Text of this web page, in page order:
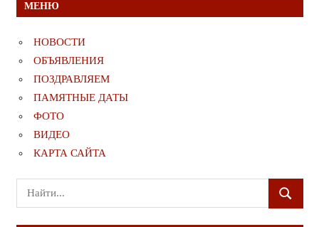
МЕНЮ
НОВОСТИ
ОБЪЯВЛЕНИЯ
ПОЗДРАВЛЯЕМ
ПАМЯТНЫЕ ДАТЫ
ФОТО
ВИДЕО
КАРТА САЙТА
Поиск
для:
ПОИСК